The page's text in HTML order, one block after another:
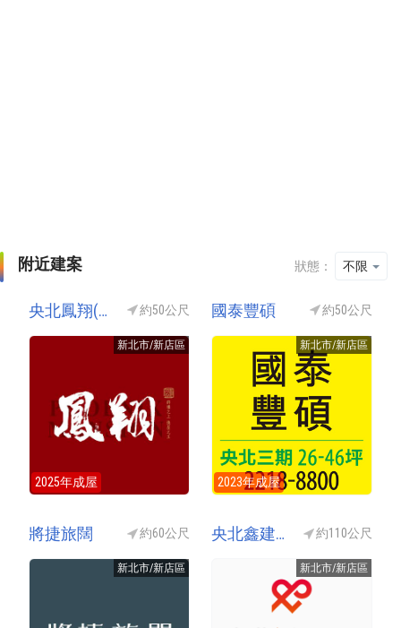
附近建案 狀態： 不限
央北鳳翔(興遠鳳翔) 約50公尺
新北市/新店區
2025年成屋
國泰豐碩 約50公尺
新北市/新店區
2023年成屋
將捷旅闊 約60公尺
新北市/新店區
央北鑫建築 約110公尺
新北市/新店區